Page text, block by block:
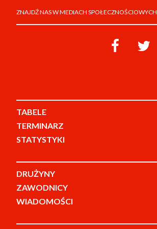
ZNAJDŹ NAS W MEDIACH SPOŁECZNOŚCIOWYCH
TABELE
TERMINARZ
STATYSTYKI
DRUŻYNY
ZAWODNICY
WIADOMOŚCI